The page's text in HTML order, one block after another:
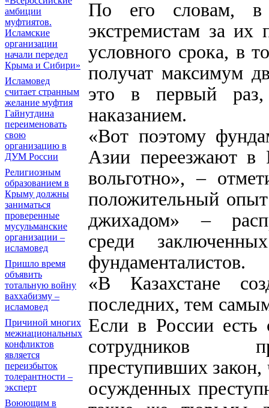
амбиции
муфтиятов.
Исламские
организации
начали передел
Крыма и Сибири»
Исламовед
считает странным
желание муфтия
Гайнутдина
переименовать
свою
организацию в
ДУМ России
Религиозным
образованием в
Крыму должны
заниматься
проверенные
мусульманские
организации –
исламовед
Пришло время
объявить
тотальную войну
ваххабизму –
исламовед
Причиной многих
межнациональных
конфликтов
является
переизбыток
толерантности –
эксперт
Воюющим в
По его словам, в
экстремистам за их
условного срока, в
получат максимум
это в первый раз,
наказанием.
«Вот поэтому
Азии переезжают в
вольготно», –
положительный
джихадом» –
среди
фундаменталистов.
«В Казахстане
последних, тем
Если в России есть
сотрудников
преступивших закон,
осужденных